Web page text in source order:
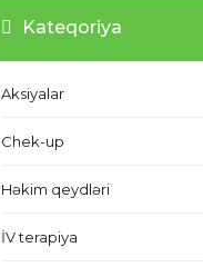
Kateqoriya
Aksiyalar
Chek-up
Həkim qeydləri
İV terapiya